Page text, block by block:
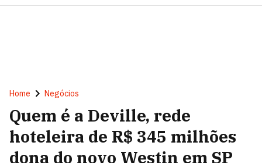
Home Negócios
Quem é a Deville, rede
hoteleira de R$ 345 milhões
dona do novo Westin em SP